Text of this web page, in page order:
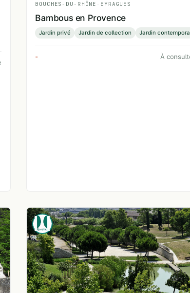
BOUCHES-DU-RHÔNE - EYRAGUES
Bambous en Provence
Jardin privé Jardin de collection Jardin
- À